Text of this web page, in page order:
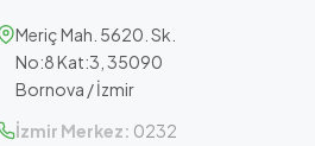
Meriç Mah. 5620. Sk.
No:8 Kat:3, 35090
Bornova / İzmir
İzmir Merkez: 0232